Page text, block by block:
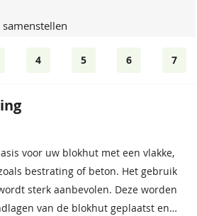
4 5 6 7
dit product dakshingles bestellen.
is uitermate geschikt voor het
uw (hellende) dak, om zo de
te verlengen.
spijkers als asfaltnagels voor het
en dakbedekking. Voor modellen
we aan twee sets aan te schaffen
voor uw blokhut met een vlakke,
bestrating of beton. Het gebruik
sterk aanbevolen. Deze worden
van de blokhut geplaatst en